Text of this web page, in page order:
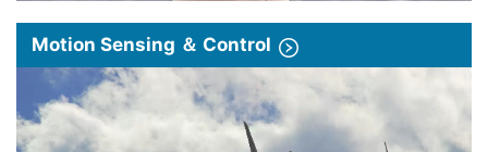
Motion Sensing ＆ Control